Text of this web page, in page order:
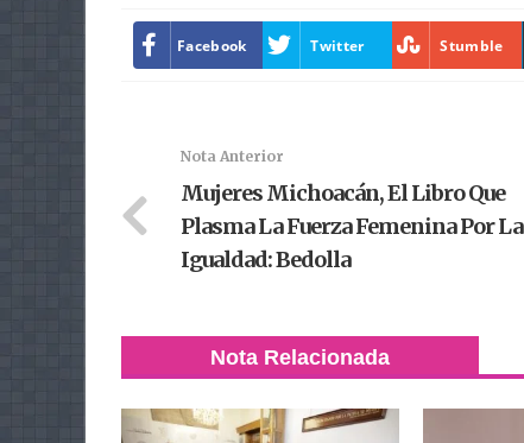
Facebook Twitter Stumble
Nota Anterior
Mujeres Michoacán, El Libro Que
Plasma La Fuerza Femenina Por La
Igualdad: Bedolla
Nota Relacionada